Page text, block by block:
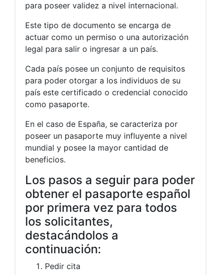
para poseer validez a nivel internacional.
Este tipo de documento se encarga de
actuar como un permiso o una autorización
legal para salir o ingresar a un país.
Cada país posee un conjunto de requisitos
para poder otorgar a los individuos de su
país este certificado o credencial conocido
como pasaporte.
En el caso de España, se caracteriza por
poseer un pasaporte muy influyente a nivel
mundial y posee la mayor cantidad de
beneficios.
Los pasos a seguir para poder
obtener el pasaporte español
por primera vez para todos
los solicitantes,
destacándolos a
continuación:
Pedir cita